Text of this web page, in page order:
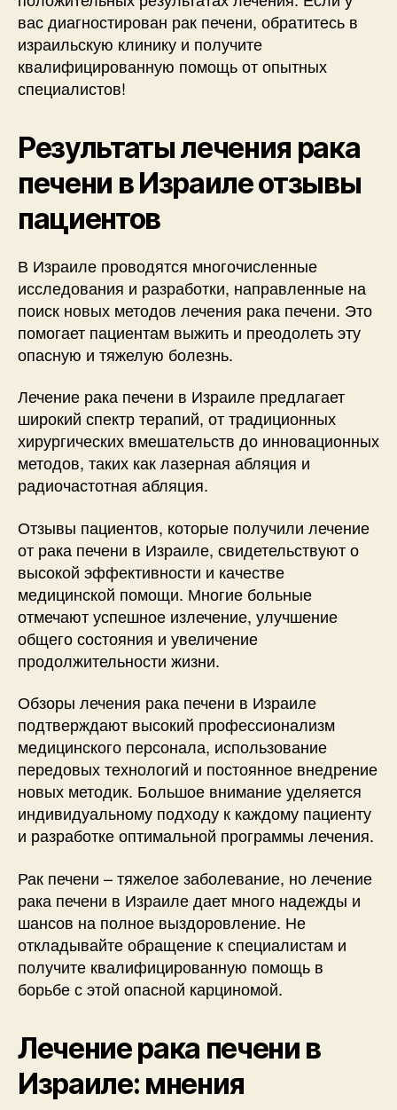
вас диагностирован рак печени, обратитесь в
израильскую клинику и получите
квалифицированную помощь от опытных
специалистов!
Результаты лечения рака
печени в Израиле отзывы
пациентов
В Израиле проводятся многочисленные
исследования и разработки, направленные на
поиск новых методов лечения рака печени. Это
помогает пациентам выжить и преодолеть эту
опасную и тяжелую болезнь.
Лечение рака печени в Израиле предлагает
широкий спектр терапий, от традиционных
хирургических вмешательств до инновационных
методов, таких как лазерная абляция и
радиочастотная абляция.
Отзывы пациентов, которые получили лечение
от рака печени в Израиле, свидетельствуют о
высокой эффективности и качестве
медицинской помощи. Многие больные
отмечают успешное излечение, улучшение
общего состояния и увеличение
продолжительности жизни.
Обзоры лечения рака печени в Израиле
подтверждают высокий профессионализм
медицинского персонала, использование
передовых технологий и постоянное внедрение
новых методик. Большое внимание уделяется
индивидуальному подходу к каждому пациенту
и разработке оптимальной программы лечения.
Рак печени – тяжелое заболевание, но лечение
рака печени в Израиле дает много надежды и
шансов на полное выздоровление. Не
откладывайте обращение к специалистам и
получите квалифицированную помощь в
борьбе с этой опасной карциномой.
Лечение рака печени в
Израиле: мнения